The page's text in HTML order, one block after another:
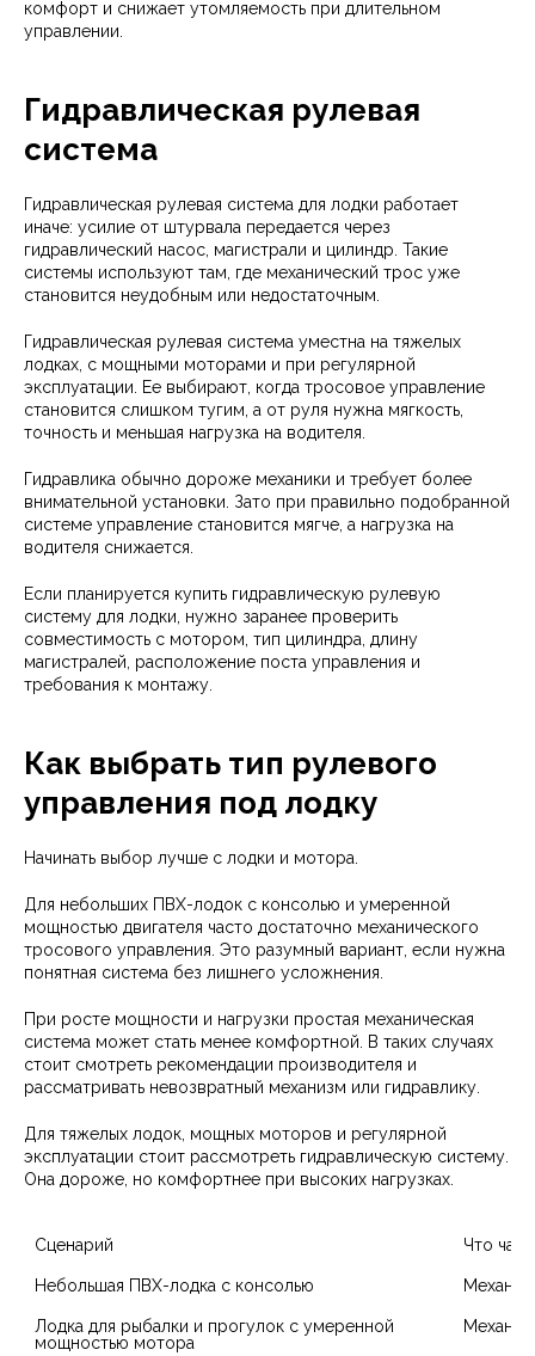
комфорт и снижает утомляемость при длительном
управлении.
Гидравлическая рулевая
система
Гидравлическая рулевая система для лодки работает
иначе: усилие от штурвала передается через
гидравлический насос, магистрали и цилиндр. Такие
системы используют там, где механический трос уже
становится неудобным или недостаточным.
Гидравлическая рулевая система уместна на тяжелых
лодках, с мощными моторами и при регулярной
эксплуатации. Ее выбирают, когда тросовое управление
становится слишком тугим, а от руля нужна мягкость,
точность и меньшая нагрузка на водителя.
Гидравлика обычно дороже механики и требует более
внимательной установки. Зато при правильно подобранной
системе управление становится мягче, а нагрузка на
водителя снижается.
Если планируется купить гидравлическую рулевую
систему для лодки, нужно заранее проверить
совместимость с мотором, тип цилиндра, длину
магистралей, расположение поста управления и
требования к монтажу.
Как выбрать тип рулевого
управления под лодку
Начинать выбор лучше с лодки и мотора.
Для небольших ПВХ-лодок с консолью и умеренной
мощностью двигателя часто достаточно механического
тросового управления. Это разумный вариант, если нужна
понятная система без лишнего усложнения.
При росте мощности и нагрузки простая механическая
система может стать менее комфортной. В таких случаях
стоит смотреть рекомендации производителя и
рассматривать невозвратный механизм или гидравлику.
Для тяжелых лодок, мощных моторов и регулярной
эксплуатации стоит рассмотреть гидравлическую систему.
Она дороже, но комфортнее при высоких нагрузках.
Сценарий Что
Небольшая ПВХ-лодка с консолью
Лодка для рыбалки и прогулок с умеренной
мощностью мотора